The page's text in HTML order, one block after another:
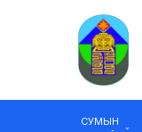
СУМЫН